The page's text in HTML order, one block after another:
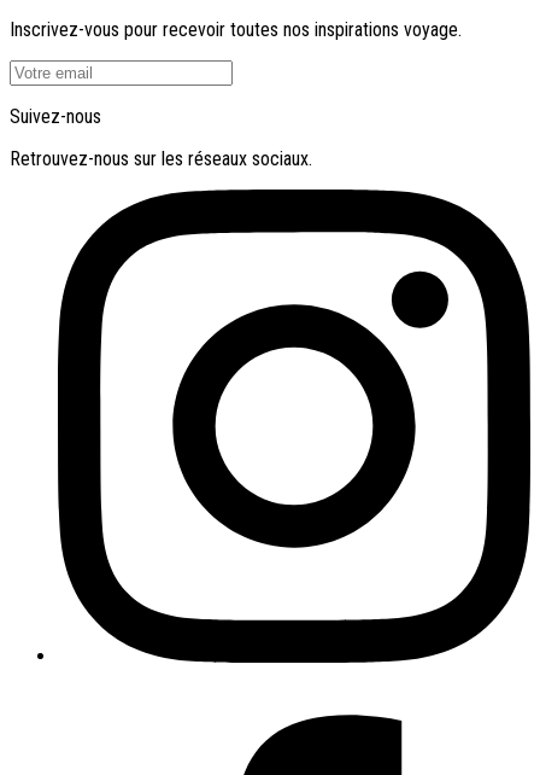
Inscrivez-vous pour recevoir toutes nos inspirations voyage.
Suivez-nous
Retrouvez-nous sur les réseaux sociaux.